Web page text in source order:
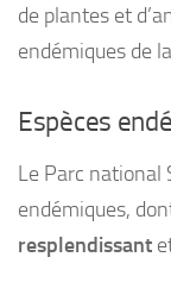
de plantes et
endémiques de
Espèces
Le Parc national
endémiques,
resplendissant